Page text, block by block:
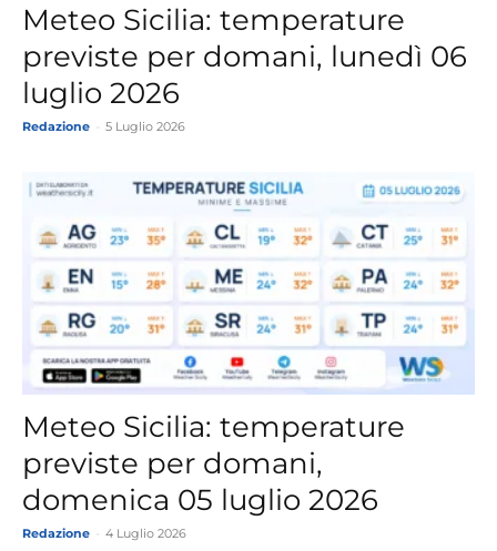
Meteo Sicilia: temperature
previste per domani, lunedì 06
luglio 2026
Redazione 5 Luglio 2026
Meteo Sicilia: temperature
previste per domani,
domenica 05 luglio 2026
Redazione 4 Luglio 2026